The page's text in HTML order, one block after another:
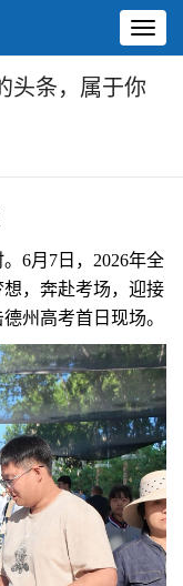
头条，属于你
6月7日，2026年全
，奔赴考场，迎接
州高考首日现场。